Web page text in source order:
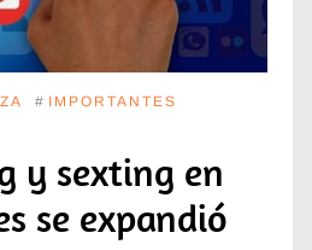
# IMPORTANTES
y sexting en
se expandió